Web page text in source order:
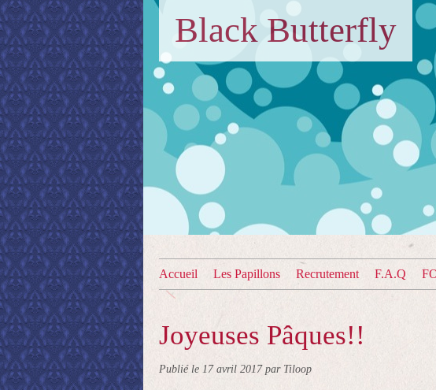
Black Butterfly
Accueil Les Papillons Recrutement F.A.Q
Joyeuses Pâques!!
Publié le 17 avril 2017par Tiloop